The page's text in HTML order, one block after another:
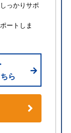
っかりサポ
ートしま
ら